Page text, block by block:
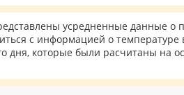
усредненные данные о
с информацией о температуре
дня, которые были расчитаны на